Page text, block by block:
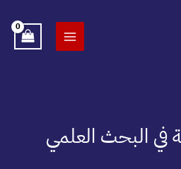
في البحث العلمي